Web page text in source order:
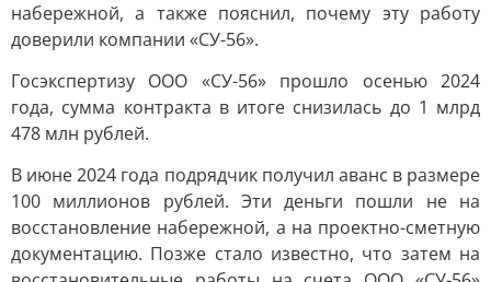
набережной, а также пояснил, почему эту работу
доверили компании «СУ-56».
Госэкспертизу ООО «СУ-56» прошло осенью 2024
года, сумма контракта в итоге снизилась до 1 млрд
478 млн рублей.
В июне 2024 года подрядчик получил аванс в размере
100 миллионов рублей. Эти деньги пошли не на
восстановление набережной, а на проектно-сметную
документацию. Позже стало известно, что затем на